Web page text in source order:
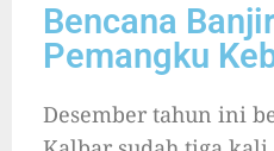
Bencana
Pemangku
Desember tahun ini